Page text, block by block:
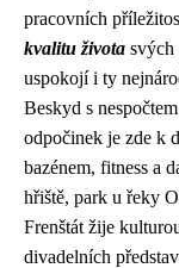
pracovních
kvalitu života svých
uspokojí i ty
Beskyd s
odpočinek je zde k
bazénem, fitness a
hřiště, park u řeky
Frenštát žije
divadelních